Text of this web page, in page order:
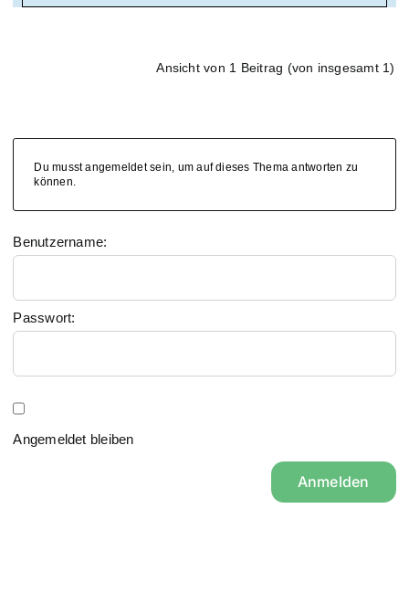
Ansicht von 1 Beitrag (von insgesamt 1)
Du musst angemeldet sein, um auf dieses Thema antworten zu
können.
Benutzername:
Passwort:
Angemeldet bleiben
Anmelden